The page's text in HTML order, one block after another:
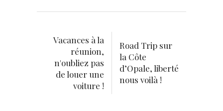
Vacances à la
réunion,
n'oubliez pas
de louer une
voiture !
Road Trip sur
la Côte
d’Opale, liberté
nous voilà !